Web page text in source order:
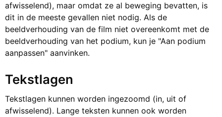
afwisselend), maar omdat ze al beweging bevatten, is
dit in de meeste gevallen niet nodig. Als de
beeldverhouding van de film niet overeenkomt met de
beeldverhouding van het podium, kun je "Aan podium
aanpassen" aanvinken.
Tekstlagen
Tekstlagen kunnen worden ingezoomd (in, uit of
afwisselend). Lange teksten kunnen ook worden